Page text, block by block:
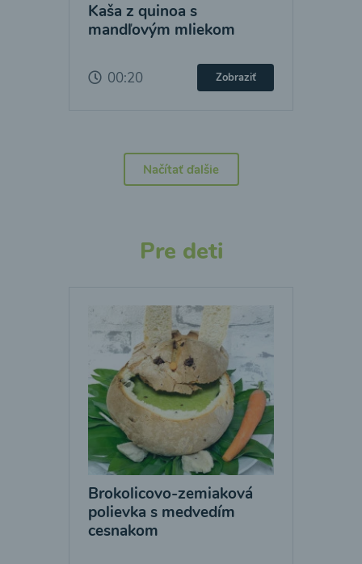
Kaša z quinoa s
mandľovým mliekom
00:20 Zobraziť
Načítať ďalšie
Pre deti
Brokolicovo-zemiaková
polievka s medvedím
cesnakom